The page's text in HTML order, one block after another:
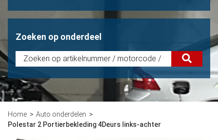
Zoeken op onderdeel
Home
Auto onderdelen
Polestar 2 Portierbekleding 4Deurs links-achter